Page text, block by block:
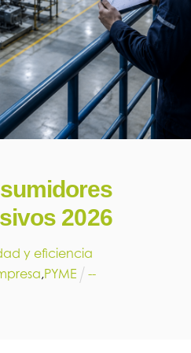
2026
y eficiencia
,PYME
--